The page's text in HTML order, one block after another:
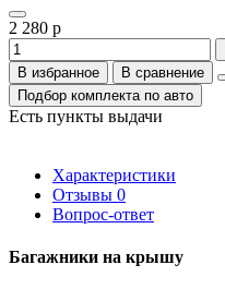
2 280 р
В избранное
В сравнение
Подбор комплекта по авто
Есть пункты выдачи
Характеристики
Отзывы 0
Вопрос-ответ
Багажники на крышу